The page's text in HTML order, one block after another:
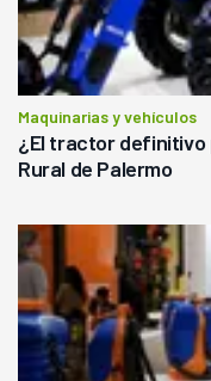
Maquinarias y vehículos
¿El tractor definitivo
Rural de Palermo